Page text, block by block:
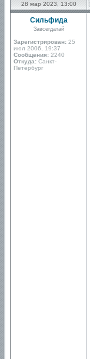
28 мар 2023, 13:00
Сильфида
Завсегдатай
Зарегистрирован: 25
июл 2006, 19:37
Сообщения: 2240
Откуда: Санкт-
Петербург